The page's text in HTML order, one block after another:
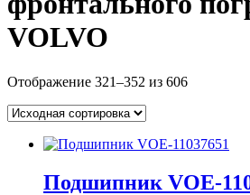
VOLVO
Отображение 321–352 из 606
Подшипник VOE-